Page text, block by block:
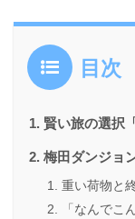
目次
賢い旅の選択
梅田ダンジョ
重い荷物と
「なんでこ